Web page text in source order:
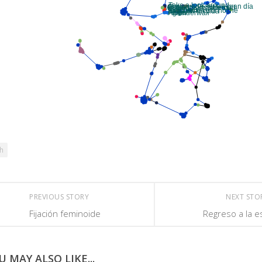
NEXT
Regreso a la
PREVIOUS STORY
Fijación feminoide
MAY ALSO LIKE...